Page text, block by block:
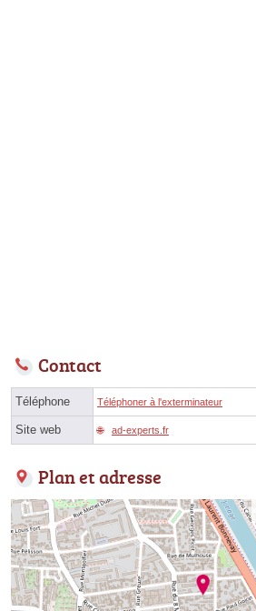
Contact
Téléphone Téléphoner à l'exterminateur
Site web ad-experts.fr
Plan et adresse